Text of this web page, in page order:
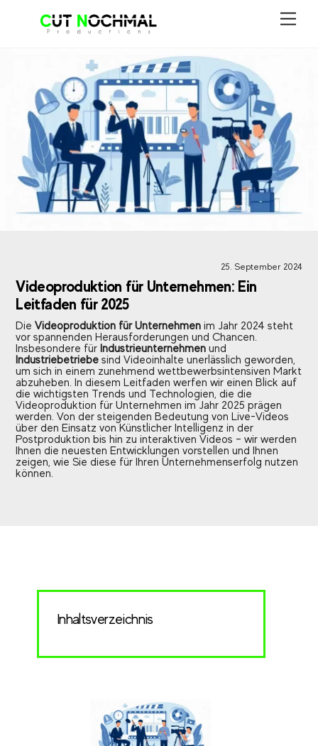
25. September 2024
Videoproduktion für Unternehmen: Ein
Leitfaden für 2025
DieVideoproduktion für Unternehmen im Jahr 2024 steht
vor spannenden Herausforderungen und Chancen.
Insbesondere für Industrieunternehmen und
Industriebetriebe sind Videoinhalte unerlässlich geworden,
um sich in einem zunehmend wettbewerbsintensiven Markt
abzuheben. In diesem Leitfaden werfen wir einen Blick auf
die wichtigsten Trends und Technologien, die die
Videoproduktion für Unternehmen im Jahr 2025 prägen
werden. Von der steigenden Bedeutung von Live-Videos
über den Einsatz von Künstlicher Intelligenz in der
Postproduktion bis hin zu interaktiven Videos – wir werden
Ihnen die neuesten Entwicklungen vorstellen und Ihnen
zeigen, wie Sie diese für Ihren Unternehmenserfolg nutzen
können.
Inhaltsverzeichnis